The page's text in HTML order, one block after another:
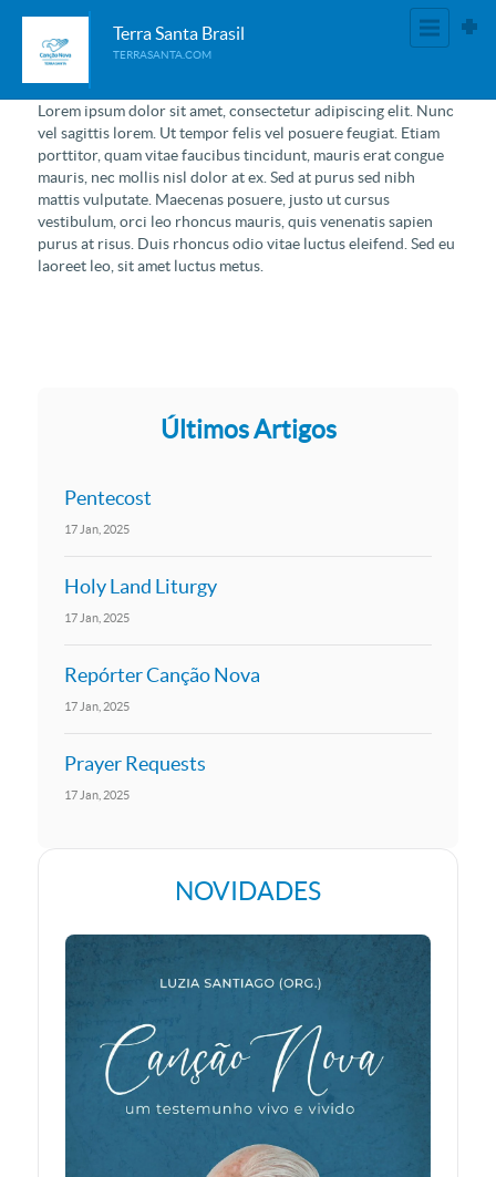
Terra Santa Brasil
TERRASANTA.COM
Lorem ipsum dolor sit amet, consectetur adipiscing elit. Nunc
vel sagittis lorem. Ut tempor felis vel posuere feugiat. Etiam
porttitor, quam vitae faucibus tincidunt, mauris erat congue
mauris, nec mollis nisl dolor at ex. Sed at purus sed nibh
mattis vulputate. Maecenas posuere, justo ut cursus
vestibulum, orci leo rhoncus mauris, quis venenatis sapien
purus at risus. Duis rhoncus odio vitae luctus eleifend. Sed eu
laoreet leo, sit amet luctus metus.
Últimos Artigos
Pentecost
17 Jan 2025
Holy Land Liturgy
17 Jan 2025
Repórter Canção Nova
17 Jan 2025
Prayer Requests
17 Jan 2025
NOVIDADES